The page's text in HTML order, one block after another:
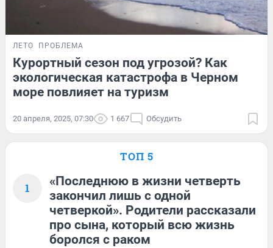
ЛЕТО ПРОБЛЕМА
Курортный сезон под угрозой? Как
экологическая катастрофа в Черном
море повлияет на туризм
20 апреля, 2025, 07:30 1 667 Обсудить
ТОП 5
1
«Последнюю в жизни четверть
закончил лишь с одной
четверкой». Родители рассказали
про сына, который всю жизнь
боролся с раком